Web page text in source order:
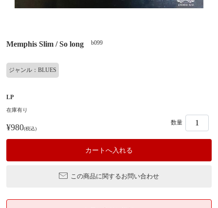
Memphis Slim / So long b099
ジャンル：BLUES
LP
在庫有り
¥980(税込)
数量
この商品に関するお問い合わせ